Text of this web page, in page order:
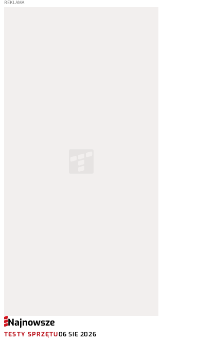
Najnowsze
TESTY SPRZĘTU06 SIE 2026